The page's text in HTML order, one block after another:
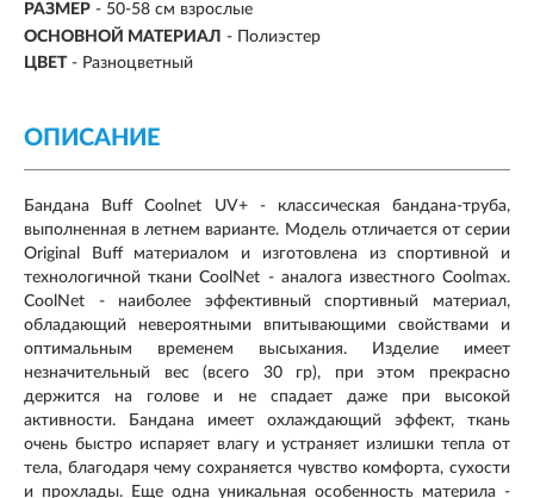
РАЗМЕР - 50-58 см взрослые
ОСНОВНОЙ МАТЕРИАЛ - Полиэстер
ЦВЕТ - Разноцветный
ОПИСАНИЕ
Бандана Buff Coolnet UV+ - классическая бандана-труба,
выполненная в летнем варианте. Модель отличается от серии
Original Buff материалом и изготовлена из спортивной и
технологичной ткани CoolNet - аналога известного Coolmax.
CoolNet - наиболее эффективный спортивный материал,
обладающий невероятными впитывающими свойствами и
оптимальным временем высыхания. Изделие имеет
незначительный вес (всего 30 гр), при этом прекрасно
держится на голове и не спадает даже при высокой
активности. Бандана имеет охлаждающий эффект, ткань
очень быстро испаряет влагу и устраняет излишки тепла от
тела, благодаря чему сохраняется чувство комфорта, сухости
и прохлады. Еще одна уникальная особенность материла -